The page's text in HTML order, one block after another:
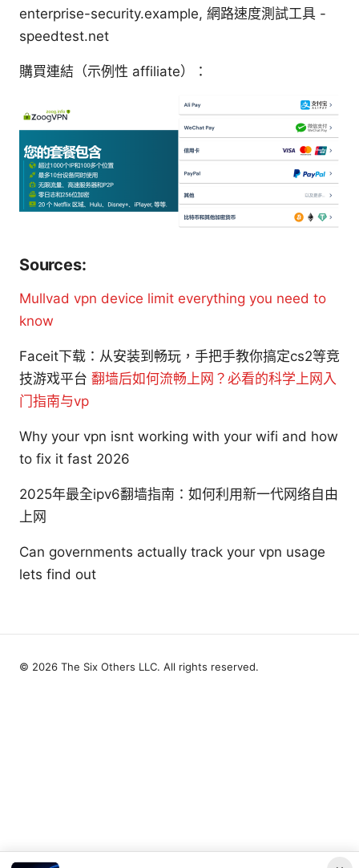
enterprise-security.example, 網路速度測試工具 -
speedtest.net
購買連結（示例性 affiliate）：
Sources:
Mullvad vpn device limit everything you need to
know
Faceit下载：从安装到畅玩，手把手教你搞定cs2等竞
技游戏平台 翻墙后如何流畅上网？必看的科学上网入
门指南与vp
Why your vpn isnt working with your wifi and how
to fix it fast 2026
2025年最全ipv6翻墙指南：如何利用新一代网络自由
上网
Can governments actually track your vpn usage
lets find out
© 2026 The Six Others LLC. All rights reserved.